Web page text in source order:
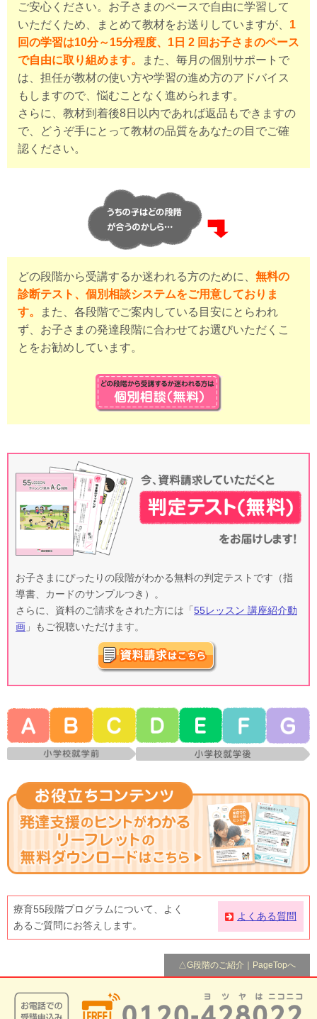
ご安心ください。お子さまのペースで自由に学習して
いただくため、まとめて教材をお送りしていますが、 1
回の学習は10分～15分程度、1日 2 回お子さまのペース
で自由に取り組めます。
また、毎月の個別サポートで
は、担任が教材の使い方や学習の進め方のアドバイス
もしますので、悩むことなく進められます。
さらに、教材到着後8日以内であれば返品もできますの
で、どうぞ手にとって教材の品質をあなたの目でご確
認ください。
どの段階から受講するか迷われる方のために、 無料の
診断テスト、個別相談システムをご用意しておりま
す。
また、各段階でご案内している目安にとらわれ
ず、お子さまの発達段階に合わせてお選びいただくこ
とをお勧めしています。
お子さまにぴったりの段階がわかる無料の判定テストです（指
導書、カードのサンプルつき）。
さらに、資料のご請求をされた方には「 55レッスン 講座紹介動
画 」もご視聴いただけます。
療育55段階プログラムについて、よく
あるご質問にお答えします。
よくある質問
△G段階のご紹介｜PageTopへ